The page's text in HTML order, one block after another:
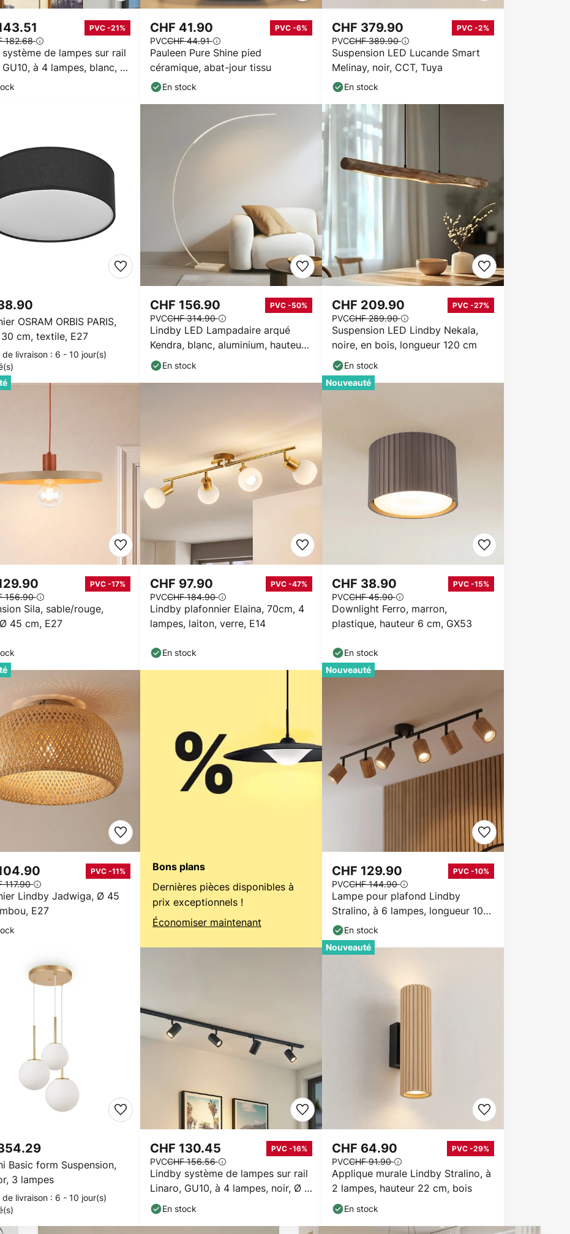
de lampes sur rail
GU10, à 4 lampes, blanc, Ø
PVC -21%
182.68
Pauleen Pure Shine pied
céramique, abat-jour tissu
CHF 41.90 PVC -6%
PVCCHF 44.91
En stock
Suspension LED Lucande Smart
Melinay, noir, CCT, Tuya
CHF 379.90 PVC -2%
PVCCHF 389.90
En stock
OSRAM ORBIS PARIS,
cm, textile, E27
de livraison : 6 - 10 jour(s)
Lindby LED Lampadaire arqué
Kendra, blanc, aluminium, hauteur
180cm
CHF 156.90 PVC -50%
PVCCHF 314.90
En stock
Suspension LED Lindby Nekala,
noire, en bois, longueur 120 cm
CHF 209.90 PVC -27%
PVCCHF 289.90
En stock
Sila, sable/rouge,
45 cm, E27
PVC -17%
156.90
Lindby plafonnier Elaina, 70cm, 4
lampes, laiton, verre, E14
CHF 97.90 PVC -47%
PVCCHF 184.90
En stock
Nouveauté
Downlight Ferro, marron,
plastique, hauteur 6 cm, GX53
CHF 38.90 PVC -15%
PVCCHF 45.90
En stock
Lindby Jadwiga, Ø 45
E27
PVC -11%
117.90
Bons plans
Dernières pièces disponibles à
prix exceptionnels !
Économiser maintenant
Nouveauté
Lampe pour plafond Lindby
Stralino, à 6 lampes, longueur 102
cm, bois
CHF 129.90 PVC -10%
PVCCHF 144.90
En stock
Basic form Suspension,
3 lampes
de livraison : 6 - 10 jour(s)
Lindby système de lampes sur rail
Linaro, GU10, à 4 lampes, noir, Ø 6
cm
CHF 130.45 PVC -16%
PVCCHF 156.56
En stock
Nouveauté
Applique murale Lindby Stralino, à
2 lampes, hauteur 22 cm, bois
CHF 64.90 PVC -29%
PVCCHF 91.90
En stock